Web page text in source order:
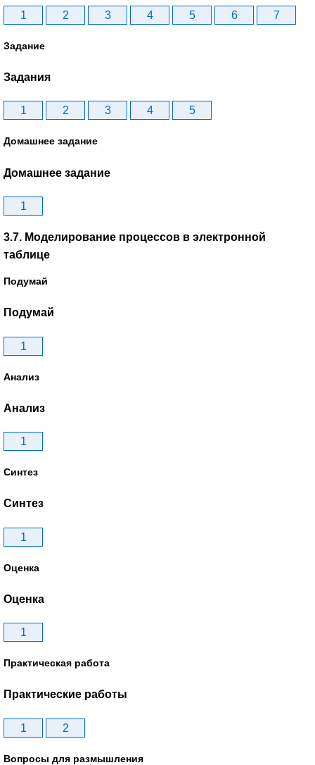
1 2 3 4 5 6 7
Задание
Задания
1 2 3 4 5
Домашнее задание
Домашнее задание
1
3.7. Моделирование процессов в электронной
таблице
Подумай
Подумай
1
Анализ
Анализ
1
Синтез
Синтез
1
Оценка
Оценка
1
Практическая работа
Практические работы
1 2
Вопросы для размышления